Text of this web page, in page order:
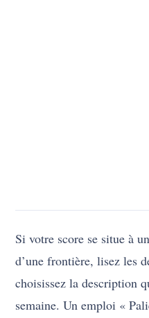
Si votre score se situe à
d’une frontière, lisez les
choisissez la description
semaine. Un emploi «